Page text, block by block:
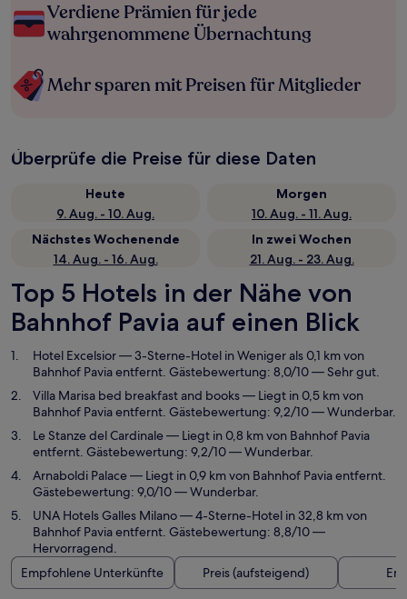
Verdiene Prämien für jede
wahrgenommene Übernachtung
Mehr sparen mit Preisen für Mitglieder
Überprüfe die Preise für diese Daten
Heute
9. Aug. - 10. Aug.
Morgen
10. Aug. - 11. Aug.
Nächstes Wochenende
14. Aug. - 16. Aug.
In zwei Wochen
21. Aug. - 23. Aug.
Top 5 Hotels in der Nähe von
Bahnhof Pavia auf einen Blick
Hotel Excelsior— 3-Sterne-Hotel in Weniger als 0,1 km von
Bahnhof Pavia entfernt. Gästebewertung: 8,0/10 — Sehr gut.
Villa Marisa bed breakfast and books— Liegt in 0,5 km von
Bahnhof Pavia entfernt. Gästebewertung: 9,2/10 — Wunderbar.
Le Stanze del Cardinale— Liegt in 0,8 km von Bahnhof Pavia
entfernt. Gästebewertung: 9,2/10 — Wunderbar.
Arnaboldi Palace— Liegt in 0,9 km von Bahnhof Pavia entfernt.
Gästebewertung: 9,0/10 — Wunderbar.
UNA Hotels Galles Milano— 4-Sterne-Hotel in 32,8 km von
Bahnhof Pavia entfernt. Gästebewertung: 8,8/10 —
Hervorragend.
Empfohlene Unterkünfte
Preis (aufsteigend)